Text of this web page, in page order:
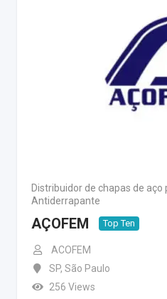
Distribuidor de chapas de aço
Antiderrapante
AÇOFEM Top Ten
ACOFEM
SP, São Paulo
256 Views